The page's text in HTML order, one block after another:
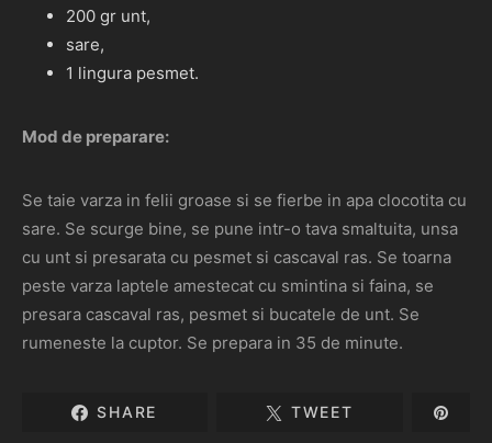
200 gr unt,
sare,
1 lingura pesmet.
Mod de preparare:
Se taie varza in felii groase si se fierbe in apa clocotita cu
sare. Se scurge bine, se pune intr-o tava smaltuita, unsa
cu unt si presarata cu pesmet si cascaval ras. Se toarna
peste varza laptele amestecat cu smintina si faina, se
presara cascaval ras, pesmet si bucatele de unt. Se
rumeneste la cuptor. Se prepara in 35 de minute.
SHARE TWEET